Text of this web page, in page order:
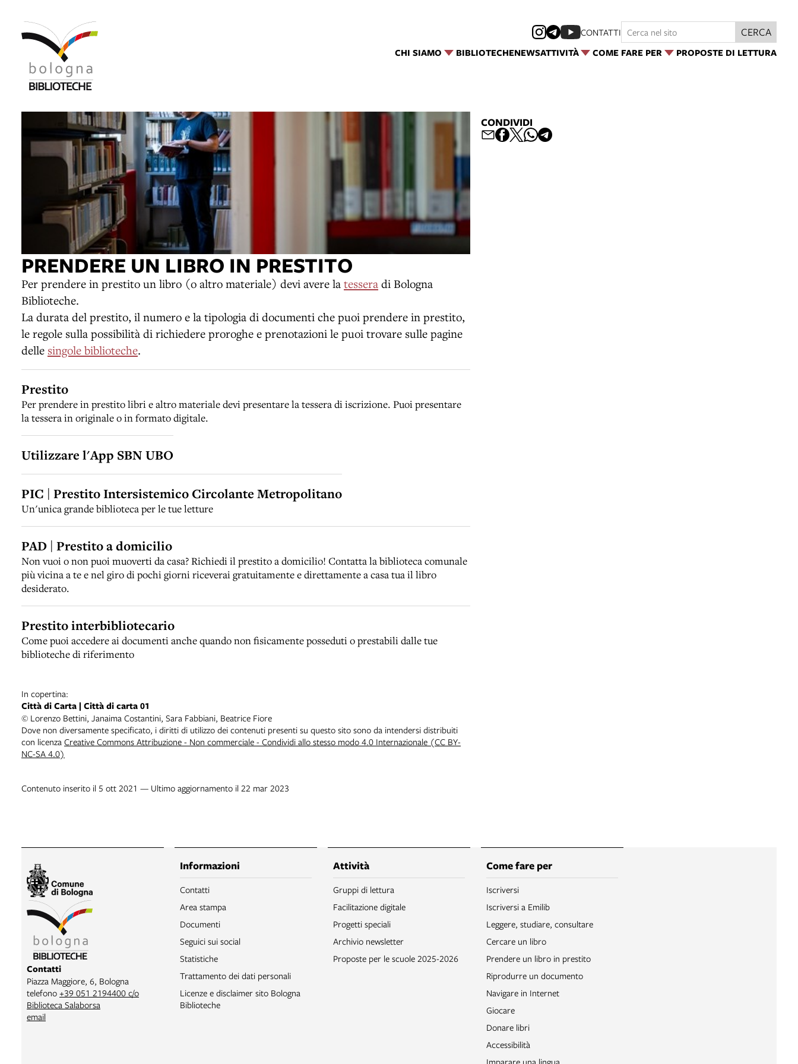
CHI SIAMO BIBLIOTECHENEWSATTIVITÀ COME FARE PER PROPOSTE DI LETTURA
CONTATTI CERCA
PRENDERE UN LIBRO IN PRESTITO
Per prendere in prestito un libro (o altro materiale) devi avere la tessera di Bologna
Biblioteche.
La durata del prestito, il numero e la tipologia di documenti che puoi prendere in prestito,
le regole sulla possibilità di richiedere proroghe e prenotazioni le puoi trovare sulle pagine
delle singole biblioteche.
Prestito
Per prendere in prestito libri e altro materiale devi presentare la tessera di iscrizione. Puoi presentare
la tessera in originale o in formato digitale.
Utilizzare l'App SBN UBO
PIC | Prestito Intersistemico Circolante Metropolitano
Un'unica grande biblioteca per le tue letture
PAD | Prestito a domicilio
Non vuoi o non puoi muoverti da casa? Richiedi il prestito a domicilio! Contatta la biblioteca comunale
più vicina a te e nel giro di pochi giorni riceverai gratuitamente e direttamente a casa tua il libro
desiderato.
Prestito interbibliotecario
Come puoi accedere ai documenti anche quando non fisicamente posseduti o prestabili dalle tue
biblioteche di riferimento
In copertina:
Città di Carta | Città di carta 01
© Lorenzo Bettini, Janaima Costantini, Sara Fabbiani, Beatrice Fiore
Dove non diversamente specificato, i diritti di utilizzo dei contenuti presenti su questo sito sono da intendersi distribuiti
con licenza Creative Commons Attribuzione - Non commerciale - Condividi allo stesso modo 4.0 Internazionale (CC BY-
NC-SA 4.0)
Contenuto inserito il 5 ott 2021 — Ultimo aggiornamento il 22 mar 2023
CONDIVIDI
Contatti
Piazza Maggiore, 6, Bologna
telefono +39 051 2194400 c/o
Biblioteca Salaborsa
email
Informazioni
Contatti
Area stampa
Documenti
Seguici sui social
Statistiche
Trattamento dei dati personali
Licenze e disclaimer sito Bologna
Biblioteche
Attività
Gruppi di lettura
Facilitazione digitale
Progetti speciali
Archivio newsletter
Proposte per le scuole 2025-2026
Come fare per
Iscriversi
Iscriversi a Emilib
Leggere, studiare, consultare
Cercare un libro
Prendere un libro in prestito
Riprodurre un documento
Navigare in Internet
Giocare
Donare libri
Accessibilità
Imparare una lingua